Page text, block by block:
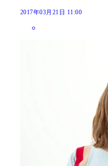
2017年03月21日 11:00